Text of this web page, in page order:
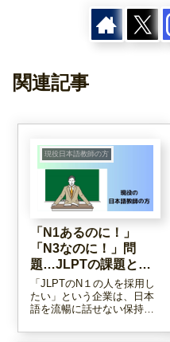
関連記事
現役日本語教師の方
「N1あるのに！」
「N3なのに！」問
題…JLPTの課題と、
企業側の勘違い
「JLPTのN１の人を採用し
たい」という企業は、日本
語を流暢に話せない保持者
せん。JLPTは万能の試験で